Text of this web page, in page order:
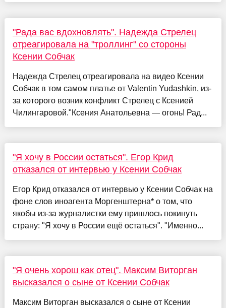
"Рада вас вдохновлять". Надежда Стрелец
отреагировала на "троллинг" со стороны
Ксении Собчак
Надежда Стрелец отреагировала на видео Ксении
Собчак в том самом платье от Valentin Yudashkin, из-
за которого возник конфликт Стрелец с Ксенией
Чилингаровой."Ксения Анатольевна — огонь! Рад...
"Я хочу в России остаться". Егор Крид
отказался от интервью у Ксении Собчак
Егор Крид отказался от интервью у Ксении Собчак на
фоне слов иноагента Моргенштерна* о том, что
якобы из-за журналистки ему пришлось покинуть
страну: "Я хочу в России ещё остаться". "Именно...
"Я очень хорош как отец". Максим Виторган
высказался о сыне от Ксении Собчак
Максим Виторган высказался о сыне от Ксении